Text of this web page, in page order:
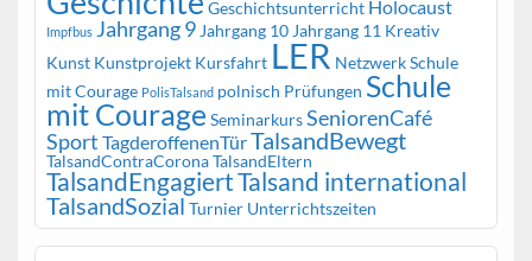
Geschichtsunterricht Holocaust
Impfbus Jahrgang 9 Jahrgang 10 Jahrgang 11 Kreativ
Kunst Kunstprojekt Kursfahrt LER Netzwerk Schule
mit Courage PolisTalsand polnisch Prüfungen Schule
mit Courage SeminarkursSeniorenCafé
Sport TagderoffenenTürTalsandBewegt
TalsandContraCoronaTalsandEltern
TalsandEngagiertTalsand international
TalsandSozial Turnier Unterrichtszeiten